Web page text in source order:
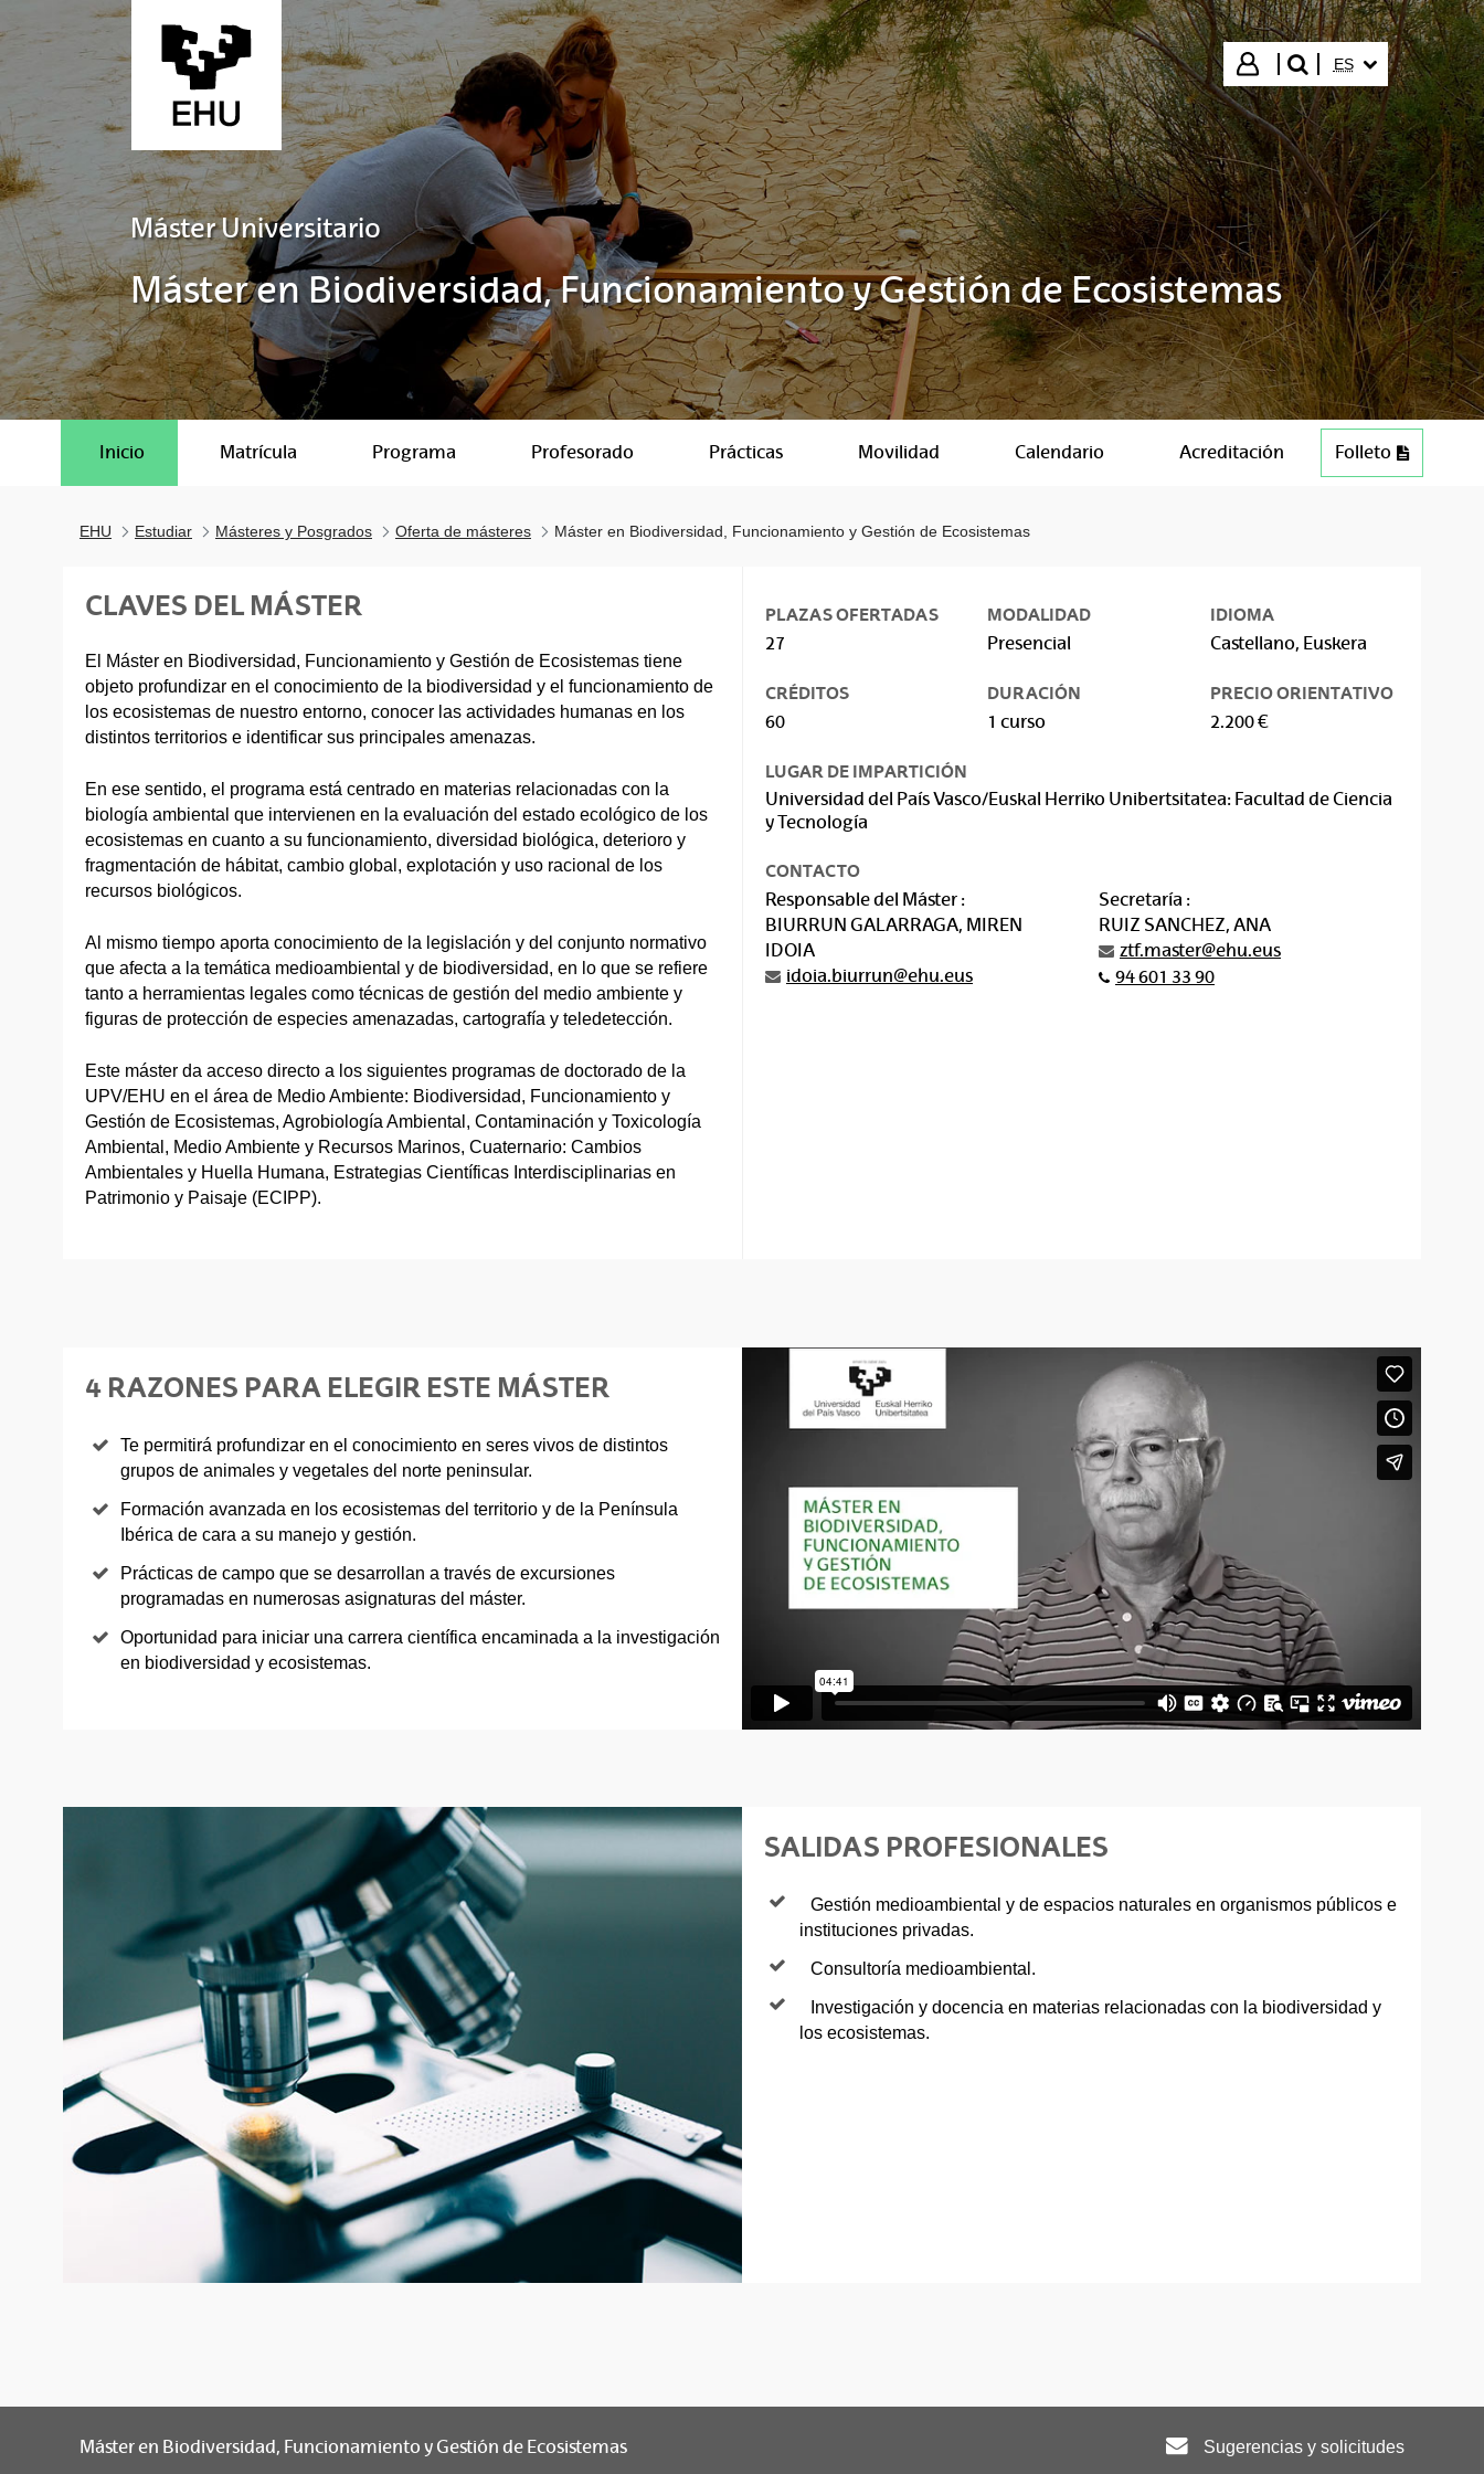
Saltar al contenido principal
Iniciar sesión
buscar"
IDIOMA
ES
Máster Universitario
Máster en Biodiversidad, Funcionamiento y Gestión de Ecosistemas
Inicio Matrícula Programa Profesorado Prácticas Movilidad Calendario Acreditación Folleto
EHU Estudiar Másteres y Posgrados Oferta de másteres Máster en Biodiversidad, Funcionamiento y Gestión de Ecosistemas
CLAVES DEL MÁSTER
El Máster en Biodiversidad, Funcionamiento y Gestión de Ecosistemas tiene
objeto profundizar en el conocimiento de la biodiversidad y el funcionamiento de
los ecosistemas de nuestro entorno, conocer las actividades humanas en los
distintos territorios e identificar sus principales amenazas.
En ese sentido, el programa está centrado en materias relacionadas con la
biología ambiental que intervienen en la evaluación del estado ecológico de los
ecosistemas en cuanto a su funcionamiento, diversidad biológica, deterioro y
fragmentación de hábitat, cambio global, explotación y uso racional de los
recursos biológicos.
Al mismo tiempo aporta conocimiento de la legislación y del conjunto normativo
que afecta a la temática medioambiental y de biodiversidad, en lo que se refiere
tanto a herramientas legales como técnicas de gestión del medio ambiente y
figuras de protección de especies amenazadas, cartografía y teledetección.
Este máster da acceso directo a los siguientes programas de doctorado de la
UPV/EHU en el área de Medio Ambiente: Biodiversidad, Funcionamiento y
Gestión de Ecosistemas, Agrobiología Ambiental, Contaminación y Toxicología
Ambiental, Medio Ambiente y Recursos Marinos, Cuaternario: Cambios
Ambientales y Huella Humana, Estrategias Científicas Interdisciplinarias en
Patrimonio y Paisaje (ECIPP).
PLAZAS OFERTADAS
27
MODALIDAD
Presencial
IDIOMA
Castellano, Euskera
CRÉDITOS
60
DURACIÓN
1 curso
PRECIO ORIENTATIVO
2.200 €
LUGAR DE IMPARTICIÓN
Universidad del País Vasco/Euskal Herriko Unibertsitatea: Facultad de Ciencia
y Tecnología
CONTACTO
Responsable del Máster :
BIURRUN GALARRAGA, MIREN
IDOIA
idoia.biurrun@ehu.eus
Secretaría :
RUIZ SANCHEZ, ANA
ztf.master@ehu.eus
94 601 33 90
4 RAZONES PARA ELEGIR ESTE MÁSTER
Te permitirá profundizar en el conocimiento en seres vivos de distintos
grupos de animales y vegetales del norte peninsular.
Formación avanzada en los ecosistemas del territorio y de la Península
Ibérica de cara a su manejo y gestión.
Prácticas de campo que se desarrollan a través de excursiones
programadas en numerosas asignaturas del máster.
Oportunidad para iniciar una carrera científica encaminada a la investigación
en biodiversidad y ecosistemas.
SALIDAS PROFESIONALES
Gestión medioambiental y de espacios naturales en organismos públicos e
instituciones privadas.
Consultoría medioambiental.
Investigación y docencia en materias relacionadas con la biodiversidad y
los ecosistemas.
Máster en Biodiversidad, Funcionamiento y Gestión de Ecosistemas Sugerencias y solicitudes